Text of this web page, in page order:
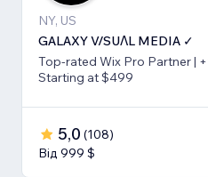
NY, US
GALAXY V/SUΛL MEDIA ✓
Top-rated Wix Pro Partner |
Starting at $499
5,0 (108)
Від 999 $